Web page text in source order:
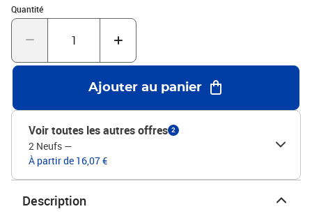
cm (L x l)de la grande étagère : 15 kgÉpaisseur : 8 mmAccessoires
de montage inclus
Quantité
Quantité : 1
Ajouter au panier
Voir toutes les autres offres 2
2 Neufs —
À partir de 16,07 €
Description